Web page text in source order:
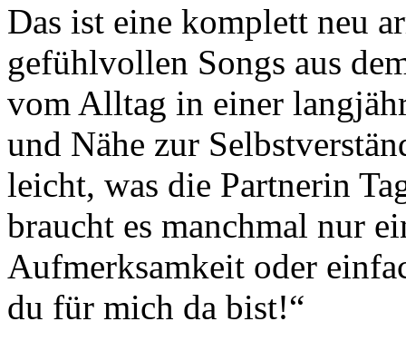
Das ist eine komplett neu
gefühlvollen Songs aus
vom Alltag in einer
und Nähe zur
leicht, was die Partnerin
braucht es manchmal nur
Aufmerksamkeit oder
du für mich da bist!“